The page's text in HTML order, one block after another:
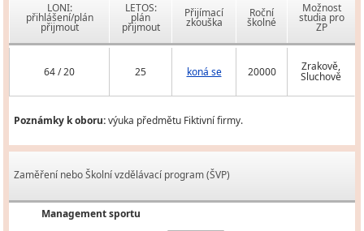
LONI:
přihlášení/plán
přijmout
LETOS:
plán
přijmout
Přijímací
zkouška
Roční
školné
Možnost
studia pro
ZP
64 / 20 25 koná se 20000 Zrakově,
Sluchově
Poznámky k oboru:výuka předmětu Fiktivní firmy.
Zaměření nebo Školní vzdělávací program (ŠVP)
Management sportu